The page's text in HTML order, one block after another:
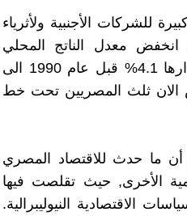
للشركات الأجنبية ولأثرياء
انخفض معدل الناتج المحلي
الاجمالي للفرد (Per Capita GDP) من نسبة مقدارها 4.1% قبل عام 1990 الى
ويعيش الان ثلث المصريين تحت خط
أن ما حدث للاقتصاد المصري
الأخرى, حيث تقلصت فيها
الاقتصادية النيوليبرالية.